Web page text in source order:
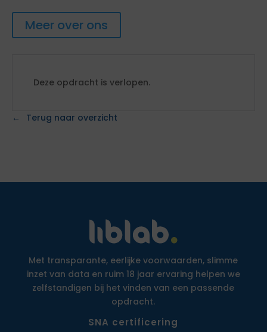
Meer over ons
Deze opdracht is verlopen.
Terug naar overzicht
Met transparante, eerlijke voorwaarden, slimme
inzet van data en ruim 18 jaar ervaring helpen we
zelfstandigen bij het vinden van een passende
opdracht.
SNA certificering